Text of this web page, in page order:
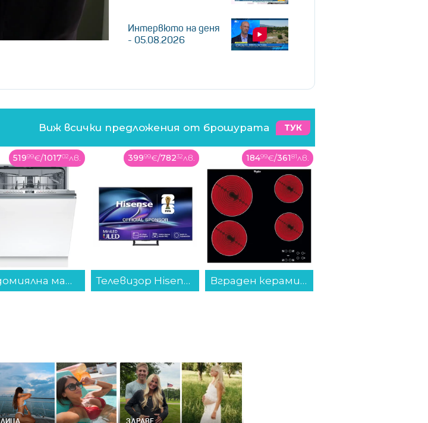
Интервюто на деня
- 05.08.2026
Виж всички предложения от брошурата ТУК
39999€/78232лв.
Телевизор Hisense 50E8Q , 126 см, 3840x2160 UHD-4K , 50 inch, Mini LED , Smart TV , VIDAA...
18499€/36181лв.
Вграден керамичен плот Whirlpool AKT 8090/NE , Електрически...
4899€/9582лв.
Преса за коса Remington S8598...
ЛИЦА ЗДРАВЕ